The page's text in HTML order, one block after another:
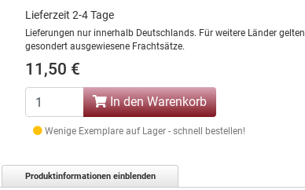
Lieferzeit 2-4 Tage
Lieferungen nur innerhalb Deutschlands. Für weitere Länder gelten
gesondert ausgewiesene Frachtsätze.
11,50 €
In den Warenkorb
Wenige Exemplare auf Lager - schnell bestellen!
Produktinformationen einblenden